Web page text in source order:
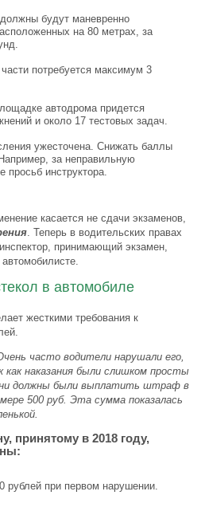
будут маневренно
на 80 метрах, за
потребуется максимум 3
автодрома придется
и около 17 тестовых задач.
ужесточена. Снижать баллы
за неправильную
просьб инструктора.
касается не сдачи экзаменов,
. Теперь в водительских правах
принимающий экзамен,
в автомобиле
жесткими требования к
часто водители нарушали его,
как наказания были слишком просты
должны были выплатить штраф в
500 руб. Эта сумма показалась
принятому в 2018 году,
рублей при первом нарушении.